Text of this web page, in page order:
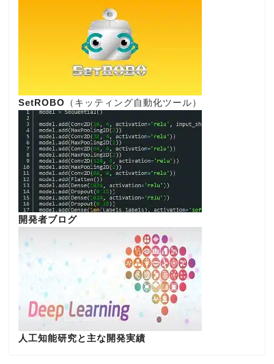
SetROBO （キッティング自動化ツール）
開発者ブログ
人工知能研究と主な開発実績